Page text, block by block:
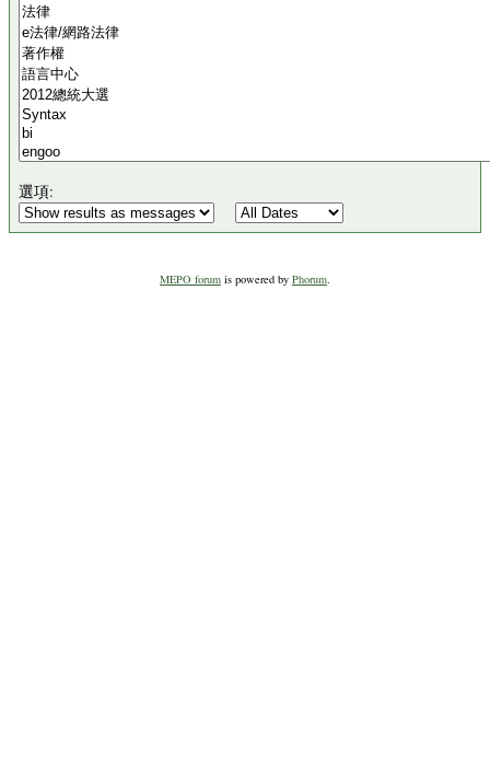
選項:
MEPO forum is powered by Phorum.